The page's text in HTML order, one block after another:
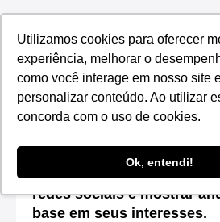
Utilizamos cookies para oferecer
experiência, melhorar o
como você interage em nosso site
personalizar conteúdo. Ao utilizar
concorda com o uso de cookies.
Ok, entendi!
Suas configurações de
site
Este site utiliza cookies
essenciais para melhorar o
estatísticas, possibilitar o
compartilhamento de
redes sociais e mostrar
base em seus interesses.